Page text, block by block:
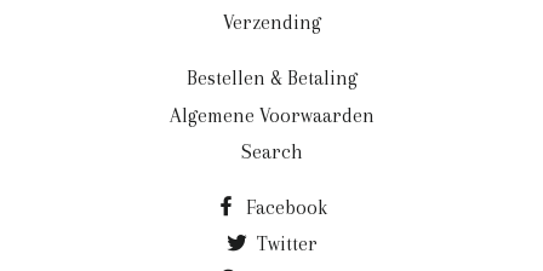
Verzending
Bestellen & Betaling
Algemene Voorwaarden
Search
Facebook
Twitter